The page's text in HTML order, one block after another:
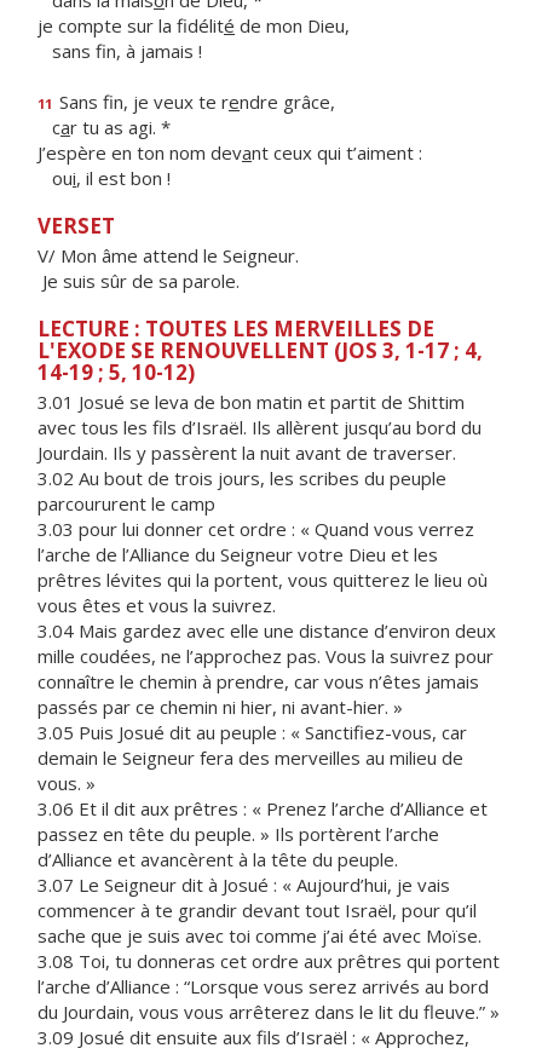
je compte sur la fidélité de mon Dieu,
sans fn, à jamais !
11 Sans fin, je veux te rendre grâce,
car tu as agi. *
J’espère en ton nom devant ceux qui t’aiment :
oui, il est bon !
VERSET
V/ Mon âme attend le Seigneur.
Je suis sûr de sa parole.
LECTURE : TOUTES LES MERVEILLES DE
L'EXODE SE RENOUVELLENT (JOS 3, 1-17 ; 4,
14-19 ; 5, 10-12)
3.01 Josué se leva de bon matin et partit de Shittim
avec tous les fils d’Israël. Ils allèrent jusqu’au bord du
Jourdain. Ils y passèrent la nuit avant de traverser.
3.02 Au bout de trois jours, les scribes du peuple
parcoururent le camp
3.03 pour lui donner cet ordre : « Quand vous verrez
l’arche de l’Alliance du Seigneur votre Dieu et les
prêtres lévites qui la portent, vous quitterez le lieu où
vous êtes et vous la suivrez.
3.04 Mais gardez avec elle une distance d’environ deux
mille coudées, ne l’approchez pas. Vous la suivrez pour
connaître le chemin à prendre, car vous n’êtes jamais
passés par ce chemin ni hier, ni avant-hier. »
3.05 Puis Josué dit au peuple : « Sanctifiez-vous, car
demain le Seigneur fera des merveilles au milieu de
vous. »
3.06 Et il dit aux prêtres : « Prenez l’arche d’Alliance et
passez en tête du peuple. » Ils portèrent l’arche
d’Alliance et avancèrent à la tête du peuple.
3.07 Le Seigneur dit à Josué : « Aujourd’hui, je vais
commencer à te grandir devant tout Israël, pour qu’il
sache que je suis avec toi comme j’ai été avec Moïse.
3.08 Toi, tu donneras cet ordre aux prêtres qui portent
l’arche d’Alliance : “Lorsque vous serez arrivés au bord
du Jourdain, vous vous arrêterez dans le lit du fleuve.” »
3.09 Josué dit ensuite aux fils d’Israël : « Approchez,